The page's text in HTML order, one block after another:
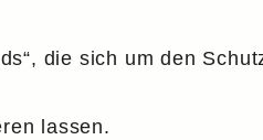
die sich um den
lassen.